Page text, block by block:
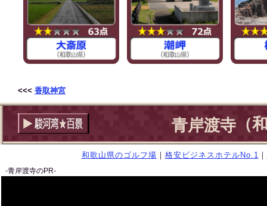
<<< 香取神宮
青岸渡寺 （
和歌山県のゴルフ場 ｜ 格安ビジネスホテルNo.1 ｜
-青岸渡寺のPR-